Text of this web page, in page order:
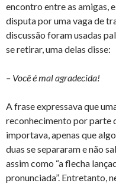
encontro entre as amigas,
disputa por uma vaga de
discussão foram usadas
se retirar, uma delas disse:
– Você é mal agradecida!
A frase expressava que
reconhecimento por parte
importava, apenas que
duas se separaram e não
assim como “a flecha
pronunciada”. Entretanto,